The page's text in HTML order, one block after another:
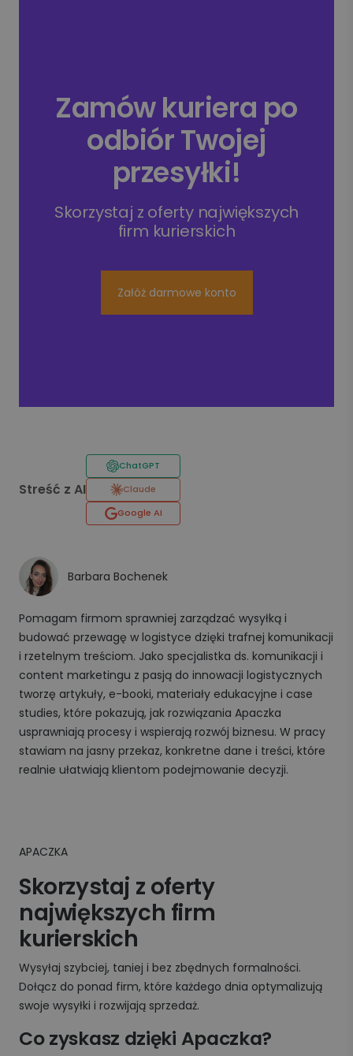
Zamów kuriera po
odbiór Twojej
przesyłki!
Skorzystaj z oferty największych
firm kurierskich
Załóż darmowe konto
Streść z AI
ChatGPT
Claude
Google AI
Barbara Bochenek
Pomagam firmom sprawniej zarządzać wysyłką i
budować przewagę w logistyce dzięki trafnej komunikacji
i rzetelnym treściom. Jako specjalistka ds. komunikacji i
content marketingu z pasją do innowacji logistycznych
tworzę artykuły, e-booki, materiały edukacyjne i case
studies, które pokazują, jak rozwiązania Apaczka
usprawniają procesy i wspierają rozwój biznesu. W pracy
stawiam na jasny przekaz, konkretne dane i treści, które
realnie ułatwiają klientom podejmowanie decyzji.
APACZKA
Skorzystaj z oferty
największych firm
kurierskich
Wysyłaj szybciej, taniej i bez zbędnych formalności.
Dołącz do ponad firm, które każdego dnia optymalizują
swoje wysyłki i rozwijają sprzedaż.
Co zyskasz dzięki Apaczka?